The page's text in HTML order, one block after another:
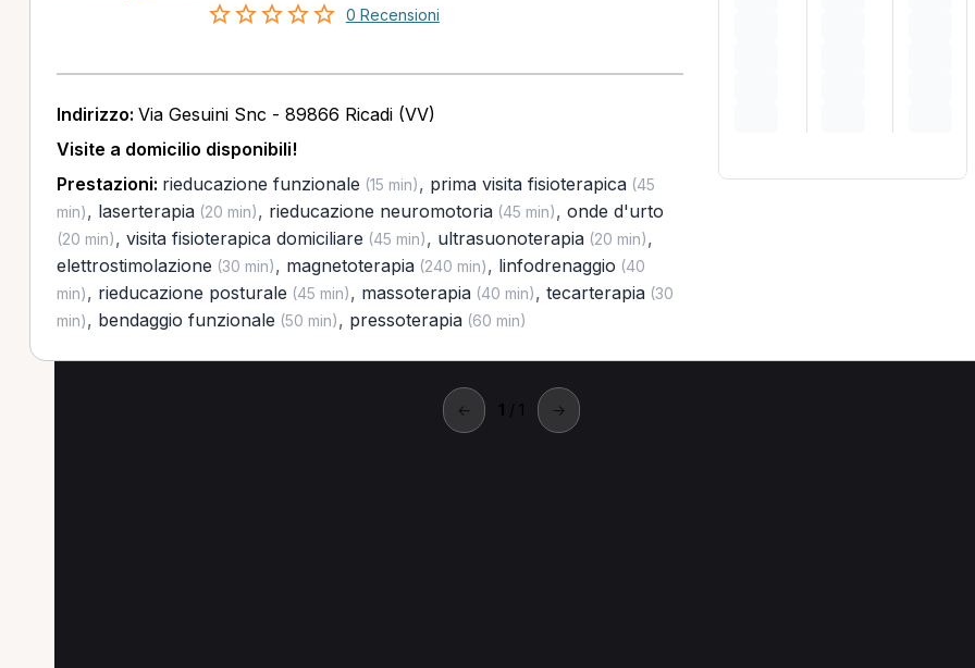
0 Recensioni
Indirizzo: Via Gesuini Snc - 89866 Ricadi (VV)
Visite a domicilio disponibili!
Prestazioni: rieducazione funzionale (15 min), prima visita fisioterapica(45
min), laserterapia(20 min), rieducazione neuromotoria(45 min), onde d'urto
(20 min), visita fisioterapica domiciliare (45 min), ultrasuonoterapia(20 min),
elettrostimolazione (30 min), magnetoterapia(240 min), linfodrenaggio (40
min), rieducazione posturale (45 min), massoterapia(40 min), tecarterapia(30
min), bendaggio funzionale (50 min), pressoterapia(60 min)
← 1 / 1 →